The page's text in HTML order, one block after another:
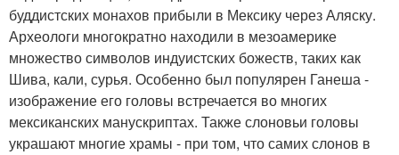
буддистских монахов прибыли в Мексику через Аляску.
Археологи многократно находили в мезоамерике
множество символов индуистских божеств, таких как
Шива, кали, сурья. Особенно был популярен Ганеша -
изображение его головы встречается во многих
мексиканских манускриптах. Также слоновьи головы
украшают многие храмы - при том, что самих слонов в